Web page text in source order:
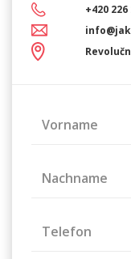
+420 226
Vorname
Nachname
Telefon